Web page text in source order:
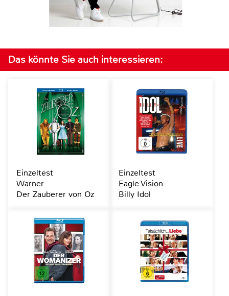
Das könnte Sie auch interessieren:
Einzeltest
Warner
Der Zauberer von Oz
Einzeltest
Eagle Vision
Billy Idol